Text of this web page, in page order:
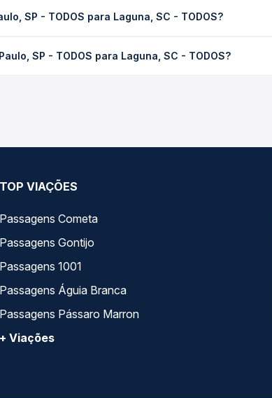
Passagem você consulta os horários disponíveis e
SP - TODOS para Laguna, SC - TODOS?
você compara os preços de todas as
SP - TODOS para Laguna, SC - TODOS?
TOP VIAÇÕES
Passagens Cometa
Passagens Gontijo
Passagens 1001
Passagens Águia Branca
Passagens Pássaro Marron
+ Viações